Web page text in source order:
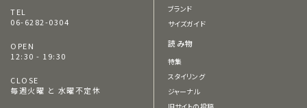
TEL
06-6282-0304
OPEN
12:30 - 19:30
CLOSE
毎週火曜 と 水曜不定休
ブランド
サイズガイド
読み物
特集
スタイリング
ジャーナル